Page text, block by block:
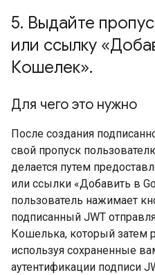
5. Выдайте
или ссылку
Кошелек».
Для чего это нужно
После создания
свой пропуск
делается путем
или ссылки «Добавить в
пользователь нажимает
подписанный JWT
Кошелька, который затем
используя сохраненные
аутентификации подписи